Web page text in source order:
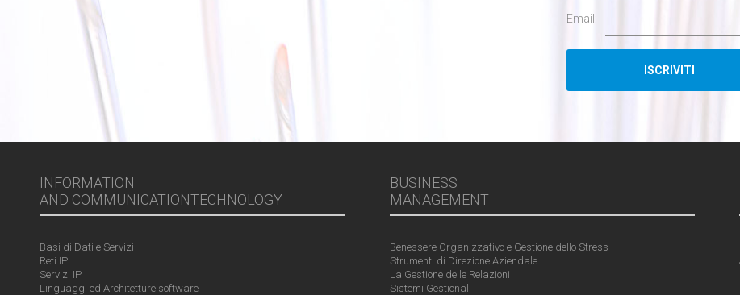
Email:
INFORMATION
AND COMMUNICATIONTECHNOLOGY
Basi di Dati e Servizi
Reti IP
Servizi IP
Linguaggi ed Architetture software
BUSINESS
MANAGEMENT
Benessere Organizzativo e Gestione dello Stress
Strumenti di Direzione Aziendale
La Gestione delle Relazioni
Sistemi Gestionali